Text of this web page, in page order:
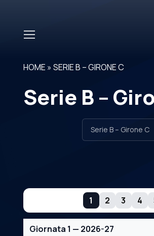
HOME »SERIE B – GIRONE C
Serie B –
1 2 3 4
Giornata 1 — 2026-27